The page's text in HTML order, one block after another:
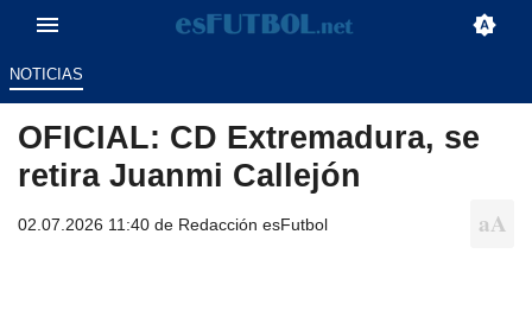
NOTICIAS
OFICIAL: CD Extremadura, se
retira Juanmi Callejón
02.07.2026 11:40 de Redacción esFutbol